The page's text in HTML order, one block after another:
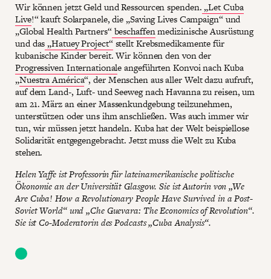
Wir können jetzt Geld und Ressourcen spenden.„Let Cuba
Live!“ kauft Solarpanele, die „Saving Lives Campaign“ und
„Global Health Partners“beschaffenmedizinische Ausrüstung
und das„Hatuey Project“stellt Krebsmedikamente für
kubanische Kinder bereit. Wir können den von der
Progressiven Internationale angeführten Konvoi nach Kuba
„Nuestra América“, der Menschen aus aller Welt dazu aufruft,
auf dem Land-, Luft- und Seeweg nach Havanna zu reisen, um
am 21. März an einer Massenkundgebung teilzunehmen,
unterstützen oder uns ihm anschließen. Was auch immer wir
tun, wir müssen jetzt handeln. Kuba hat der Welt beispiellose
Solidarität entgegengebracht. Jetzt muss die Welt zu Kuba
stehen.
Helen Yaffe ist Professorin für lateinamerikanische politische
Ökonomie an der Universität Glasgow. Sie ist Autorin von „We
Are Cuba! How a Revolutionary People Have Survived in a Post-
Soviet World“ und „Che Guevara: The Economics of Revolution“.
Sie ist Co-Moderatorin des Podcasts „Cuba Analysis“.